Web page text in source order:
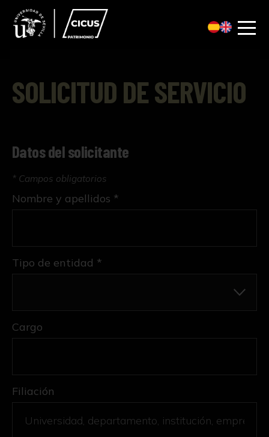
SOLICITUD DE SERVICIO
Datos del solicitante
* Campos obligatorios
Tipo de entidad *
Nombre y apellidos *
Cargo
Filiación